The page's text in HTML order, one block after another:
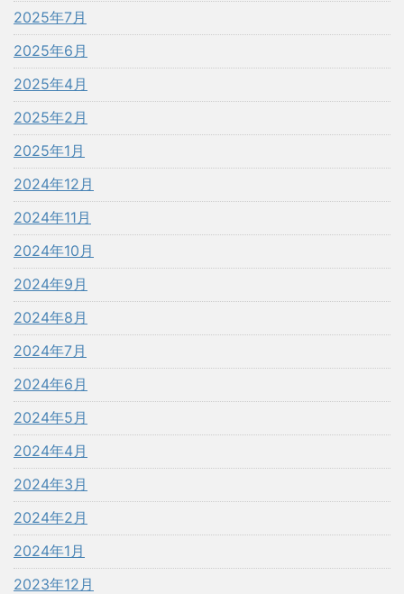
2025年7月
2025年6月
2025年4月
2025年2月
2025年1月
2024年12月
2024年11月
2024年10月
2024年9月
2024年8月
2024年7月
2024年6月
2024年5月
2024年4月
2024年3月
2024年2月
2024年1月
2023年12月